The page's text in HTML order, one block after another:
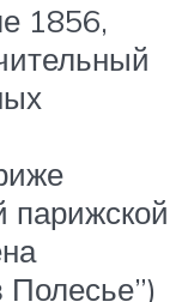
1856,
парижской
Полесье”)